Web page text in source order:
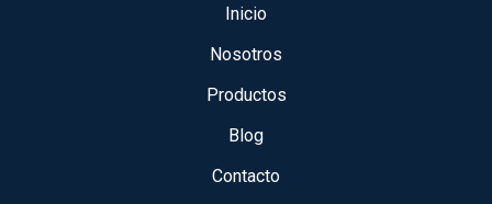
Inicio
Nosotros
Productos
Blog
Contacto